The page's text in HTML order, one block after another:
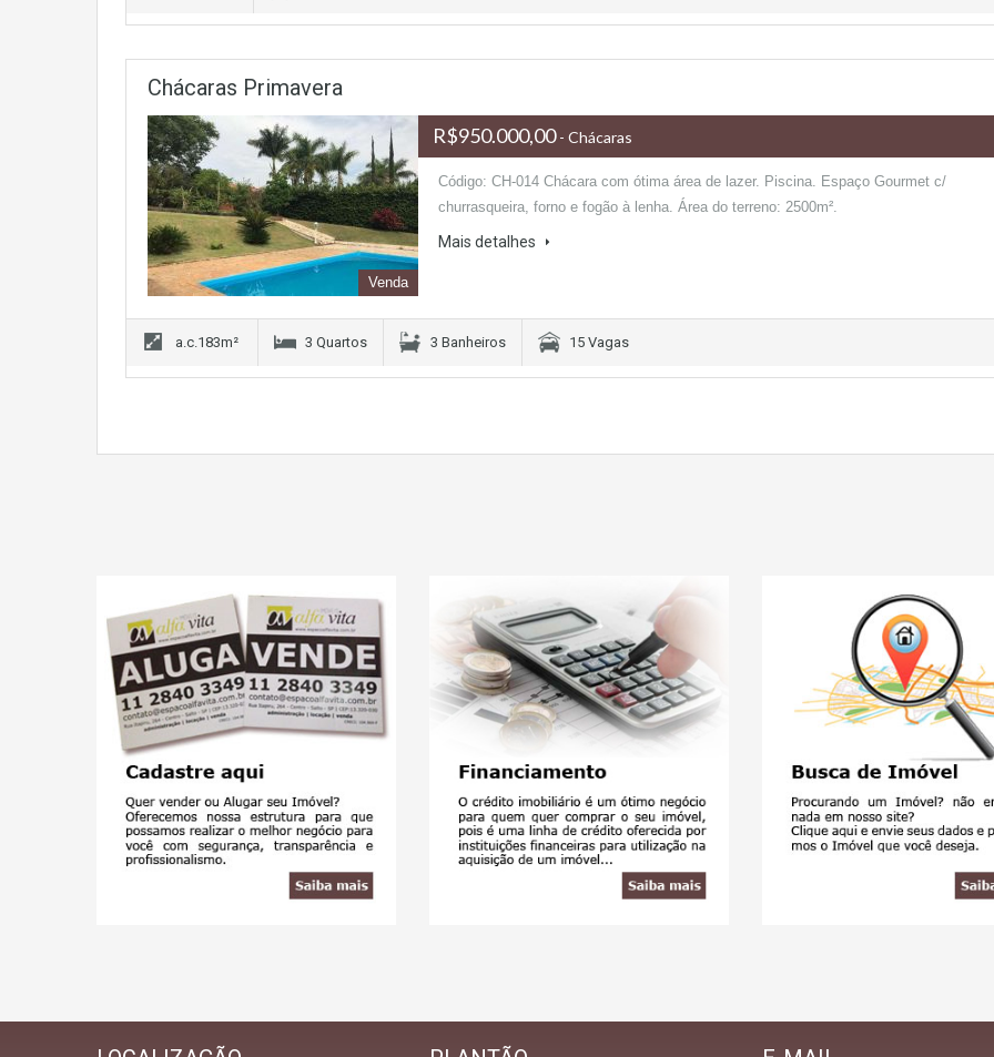
Chácaras Primavera
Venda
R$950.000,00- Chácaras
Código: CH-014 Chácara com ótima área de lazer. Piscina. Espaço Gourmet c/
churrasqueira, forno e fogão à lenha. Área do terreno: 2500m².
Mais detalhes
a.c.183m² 3 Quartos 3 Banheiros 15 Vagas